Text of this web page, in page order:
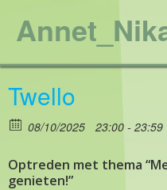
Twello
08/10/2025 23:00 - 23:59
Optreden met thema
genieten!”